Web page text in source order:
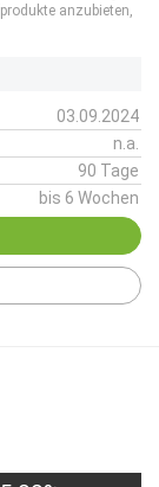
anzubieten,
03.09.2024
n.a.
90 Tage
bis 6 Wochen